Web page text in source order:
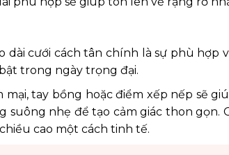
cưới cách tân chính là sự phù hợp
trong ngày trọng đại.
tay bồng hoặc điểm xếp nếp sẽ
suông nhẹ để tạo cảm giác thon
cao một cách tinh tế.